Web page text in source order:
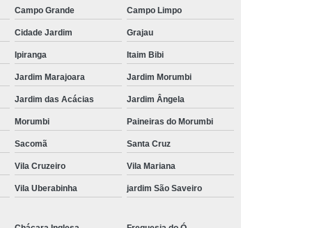
Frutas para Comer Congeladas
Congelada
Delivery de Frutas Cortadas
Delivery
Frutas Cortadas e Embaladas
Frutas Cortadas no Pote
Frutas e Hortaliças Processadas
Frutas e Legumes Processados
Frutas Minimamente Processadas
Campo Grande Campo Limpo
Cidade Jardim Grajau
Ipiranga Itaim Bibi
Jardim Marajoara Jardim Morumbi
Jardim das Acácias Jardim Ângela
Morumbi Paineiras do Morumbi
Sacomã Santa Cruz
Vila Cruzeiro Vila Mariana
Vila Uberabinha jardim São Saveiro